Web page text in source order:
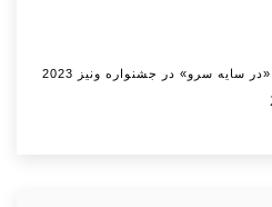
سایه سرو» در جشنواره ونیز 2023